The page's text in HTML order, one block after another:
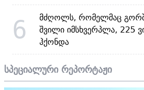
6
მძღოლს, რომელმაც
შვილი იმსხვერპლა, 225
ჰქონდა
სპეციალური რეპორტაჟი